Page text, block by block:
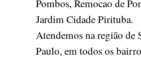
Pombos, Remocao de
Jardim Cidade Pirituba.
Atendemos na região de
Paulo, em todos os